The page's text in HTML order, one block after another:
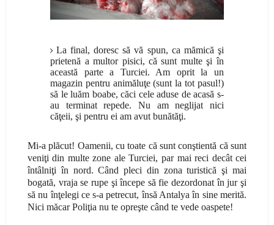
La final, doresc să vă spun, ca mămică şi
prietenă a multor pisici, că sunt multe şi în
această parte a Turciei. Am oprit la un
magazin pentru animăluţe (sunt la tot pasul!)
să le luăm boabe, căci cele aduse de acasă s-
au terminat repede. Nu am neglijat nici
căţeii, şi pentru ei am avut bunătăţi.
Mi-a plăcut! Oamenii, cu toate că sunt conştientă că sunt
veniţi din multe zone ale Turciei, par mai reci decât cei
întâlniţi în nord. Când pleci din zona turistică şi mai
bogată, vraja se rupe şi începe să fie dezordonat în jur şi
să nu înţelegi ce s-a petrecut, însă Antalya în sine merită.
Nici măcar Poliţia nu te opreşte când te vede oaspete!